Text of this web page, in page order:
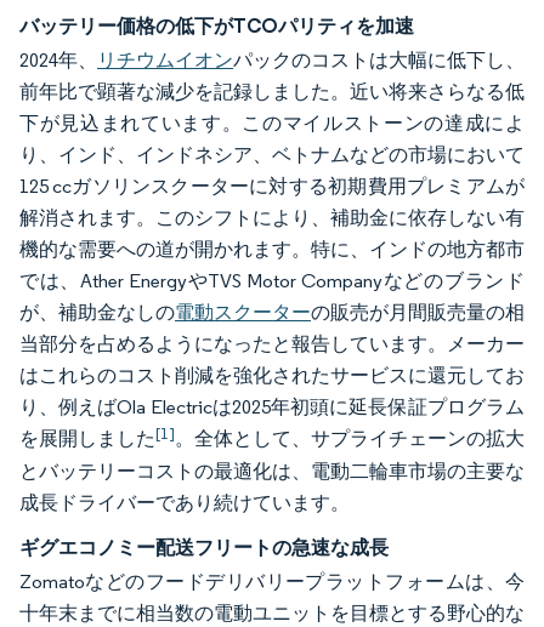
バッテリー価格の低下がTCOパリティを加速
2024年、 リチウムイオンパックのコストは大幅に低下し、
前年比で顕著な減少を記録しました。近い将来さらなる低
下が見込まれています。このマイルストーンの達成によ
り、インド、インドネシア、ベトナムなどの市場において
125 ccガソリンスクーターに対する初期費用プレミアムが
解消されます。このシフトにより、補助金に依存しない有
機的な需要への道が開かれます。特に、インドの地方都市
では、Ather EnergyやTVS Motor Companyなどのブランド
が、補助金なしの電動スクーターの販売が月間販売量の相
当部分を占めるようになったと報告しています。メーカー
はこれらのコスト削減を強化されたサービスに還元してお
り、例えばOla Electricは2025年初頭に延長保証プログラム
を展開しました[1]。全体として、サプライチェーンの拡大
とバッテリーコストの最適化は、電動二輪車市場の主要な
成長ドライバーであり続けています。
ギグエコノミー配送フリートの急速な成長
Zomatoなどのフードデリバリープラットフォームは、今
十年末までに相当数の電動ユニットを目標とする野心的な